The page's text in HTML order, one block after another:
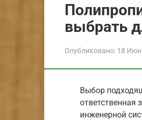
выбрать
Опубликовано: 18 Июн
Выбор
ответственная
инженерной